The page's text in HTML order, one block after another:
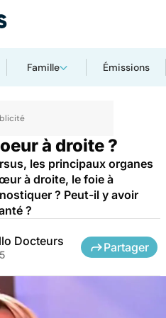
Famille Émissions
à droite ?
les principaux organes
à droite, le foie à
? Peut-il y avoir
?
Docteurs Partager